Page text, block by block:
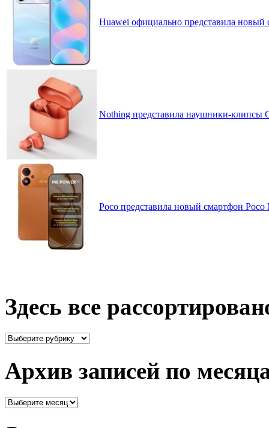
Huawei официально представила
Nothing представила наушники-клипсы
Poco представила новый смартфон
Здесь все
Здесь
Архив записей по
Архив